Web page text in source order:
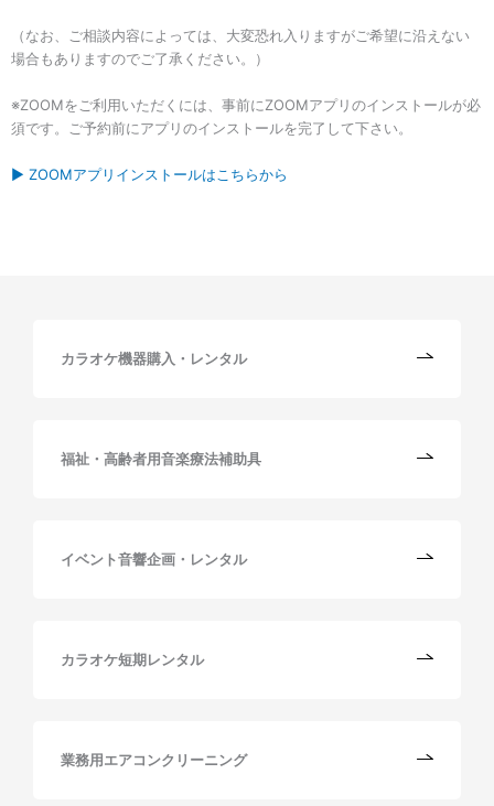
（なお、ご相談内容によっては、大変恐れ入りますがご希望に沿えない
場合もありますのでご了承ください。）
※ZOOMをご利用いただくには、事前にZOOMアプリのインストールが必
須です。ご予約前にアプリのインストールを完了して下さい。
▶︎ ZOOMアプリインストールはこちらから
カラオケ機器購入・レンタル
福祉・高齢者用音楽療法補助具
イベント音響企画・レンタル
カラオケ短期レンタル
業務用エアコンクリーニング